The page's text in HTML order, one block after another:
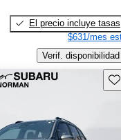
El precio incluye tasas
$631/mes
Verif. disponibilidad